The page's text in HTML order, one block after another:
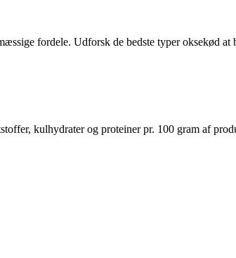
fordele. Udforsk de bedste typer oksekød
kulhydrater og proteiner pr. 100 gram af